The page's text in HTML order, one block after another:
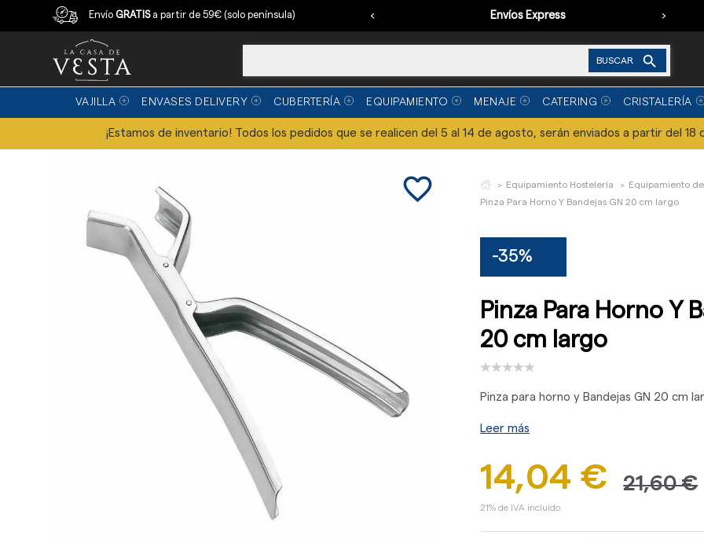
EnvíoGRATISa partir de 59€ (solo península)
Compra con garantía Envíos Express
‹ ›
BUSCAR 
VAJILLA ENVASES DELIVERY CUBERTERÍA EQUIPAMIENTO MENAJE CATERING CRISTALERÍA
¡Estamos de inventario! Todos los pedidos que se realicen del 5 al 14 de agosto, serán enviados a partir del
favorite_border Equipamiento Hostelería
Equipamiento
Pinza Para Horno Y Bandejas GN 20 cm largo
-35%
Pinza Para Horno Y
20 cm largo
Pinza para horno y Bandejas GN 20 cm
Leer más
14,04 € 21,60 €
21% de IVA incluido.